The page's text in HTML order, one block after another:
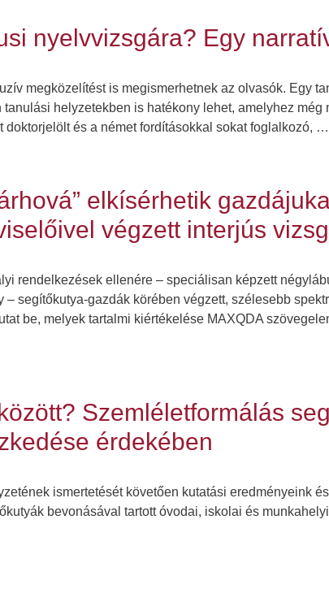
nyelvvizsgára? Egy
megközelítést is megismerhetnek az olvasók. Egy
helyzetekben is hatékony lehet, amelyhez
és a német fordításokkal sokat foglalkozó, …
elkísérhetik
végzett interjús
rendelkezések ellenére – speciálisan képzett
segítőkutya-gazdák körében végzett, szélesebb
be, melyek tartalmi kiértékelése MAXQDA
Szemléletformálás
érdekében
ismertetését követően kutatási eredményeink
bevonásával tartott óvodai, iskolai és